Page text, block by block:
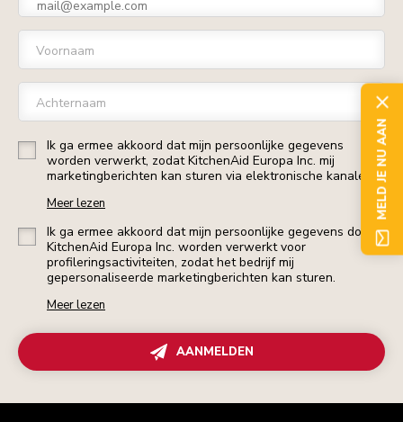
Voornaam
Achternaam
Ik ga ermee akkoord dat mijn persoonlijke gegevens
worden verwerkt, zodat KitchenAid Europa Inc. mij
marketingberichten kan sturen via elektronische kanalen.
Meer lezen
Ik ga ermee akkoord dat mijn persoonlijke gegevens door
KitchenAid Europa Inc. worden verwerkt voor
profileringsactiviteiten, zodat het bedrijf mij
gepersonaliseerde marketingberichten kan sturen.
Meer lezen
AANMELDEN
MELD JE NU AAN